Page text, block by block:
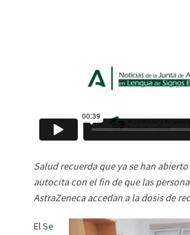
Salud recuerda que ya se han
autocita con el fin de que las
AstraZeneca accedan a la dosis de
ElSe